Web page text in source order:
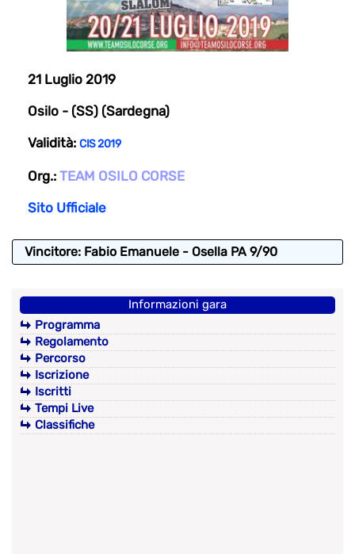
21 Luglio 2019
Osilo - (SS) (Sardegna)
Validità: CIS 2019
Org.: TEAM OSILO CORSE
Sito Ufficiale
Vincitore: Fabio Emanuele - Osella PA 9/90
Informazioni gara
Programma
Regolamento
Percorso
Iscrizione
Iscritti
Tempi Live
Classifiche